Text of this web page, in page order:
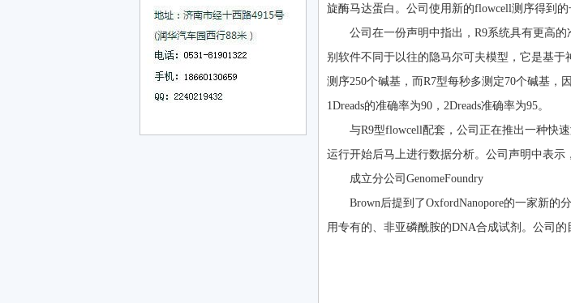
旋酶马达蛋白。公司使用新的flowcell测序得到
公司在一份声明中指出，R9系统具有更高的
别软件不同于以往的隐马尔可夫模型，它是基
测序250个碱基，而R7型每秒多测定70个碱基，
1Dreads的准确率为90，2Dreads准确率为95。
与R9型flowcell配套，公司正在推出一种快
运行开始后马上进行数据分析。公司声明中表示
成立分公司GenomeFoundry
Brown后提到了OxfordNanopore的一家新的
用专有的、非亚磷酰胺的DNA合成试剂。公司